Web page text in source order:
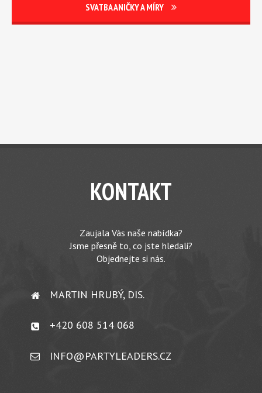
SVATBA ANIČKY A MÍRY
KONTAKT
Zaujala Vás naše nabídka?
Jsme přesně to, co jste hledali?
Objednejte si nás.
MARTIN HRUBÝ, DIS.
+420 608 514 068
INFO@PARTYLEADERS.CZ